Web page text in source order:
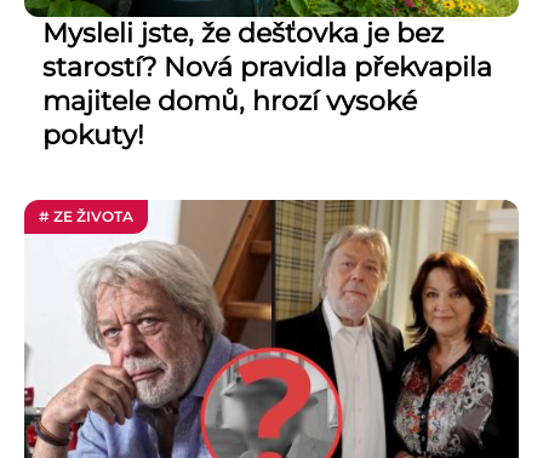
Mysleli jste, že dešťovka je bez
starostí? Nová pravidla překvapila
majitele domů, hrozí vysoké
pokuty!
# ZE ŽIVOTA